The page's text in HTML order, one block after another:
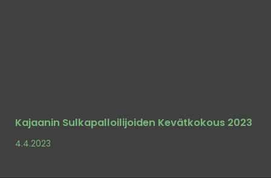
Kajaanin Sulkapalloilijoiden Kevätkokous 2023
4.4.2023